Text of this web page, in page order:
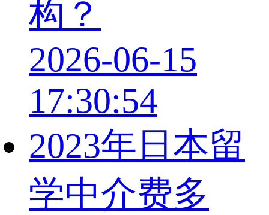
构？
2026-06-15
17:30:54
2023年日本留
学中介费多